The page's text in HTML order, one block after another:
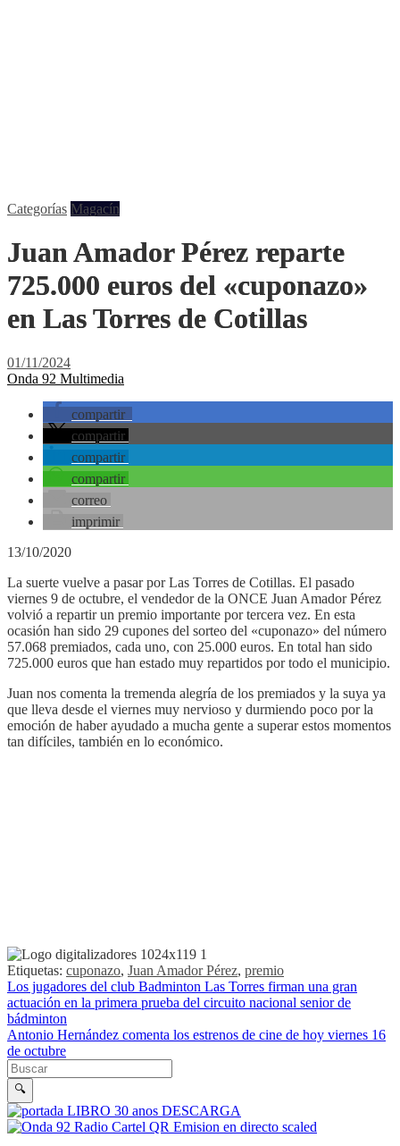
Categorías Magacín
Juan Amador Pérez reparte
725.000 euros del «cuponazo»
en Las Torres de Cotillas
01/11/2024
Onda 92 Multimedia
compartir
compartir
compartir
compartir
correo
imprimir
13/10/2020
La suerte vuelve a pasar por Las Torres de Cotillas. El pasado
viernes 9 de octubre, el vendedor de la ONCE Juan Amador Pérez
volvió a repartir un premio importante por tercera vez. En esta
ocasión han sido 29 cupones del sorteo del «cuponazo» del número
57.068 premiados, cada uno, con 25.000 euros. En total han sido
725.000 euros que han estado muy repartidos por todo el municipio.
Juan nos comenta la tremenda alegría de los premiados y la suya ya
que lleva desde el viernes muy nervioso y durmiendo poco por la
emoción de haber ayudado a mucha gente a superar estos momentos
tan difíciles, también en lo económico.
Etiquetas: cuponazo, Juan Amador Pérez, premio
Navegación de entradas
Los jugadores del club Badminton Las Torres firman una gran
actuación en la primera prueba del circuito nacional senior de
bádminton
Antonio Hernández comenta los estrenos de cine de hoy viernes 16
de octubre
Buscar en la web
Buscar
🔍